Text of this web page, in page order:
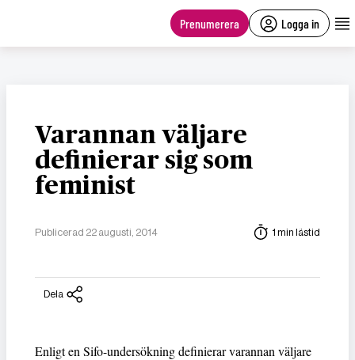
Prenumerera Logga in
Varannan väljare
definierar sig som
feminist
Publicerad 22 augusti, 2014 1 min lästid
Dela
Enligt en Sifo-undersökning definierar varannan väljare